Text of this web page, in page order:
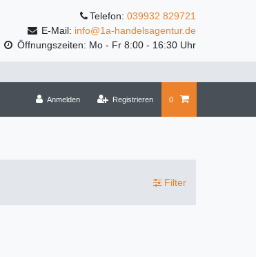
Telefon: 039932 829721
E-Mail: info@1a-handelsagentur.de
Öffnungszeiten: Mo - Fr 8:00 - 16:30 Uhr
Anmelden Registrieren 0
Filter